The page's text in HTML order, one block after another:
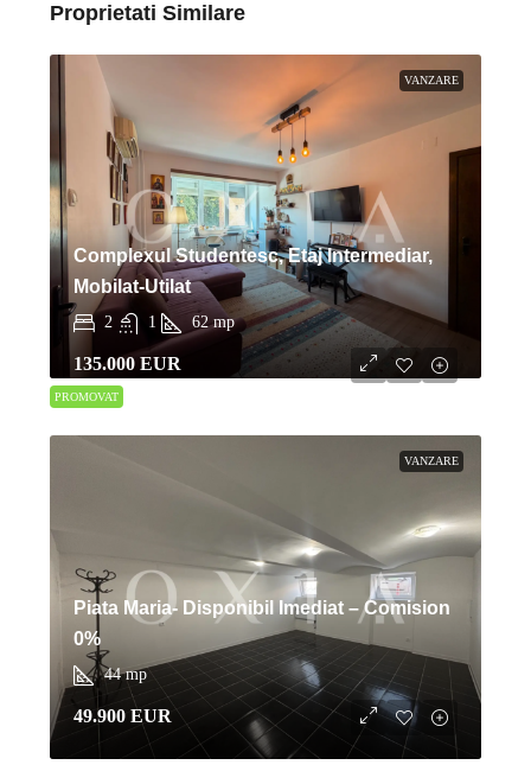
Proprietati Similare
PROMOVAT
VANZARE
Complexul Studentesc, Etaj Intermediar,
Mobilat-Utilat
2 1 62 mp
135.000 EUR
VANZARE
Piata Maria- Disponibil Imediat – Comision
0%
44 mp
49.900 EUR